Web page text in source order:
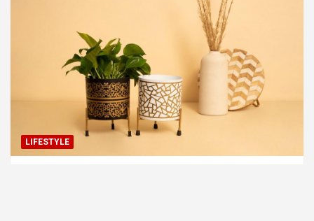
LIFESTYLE